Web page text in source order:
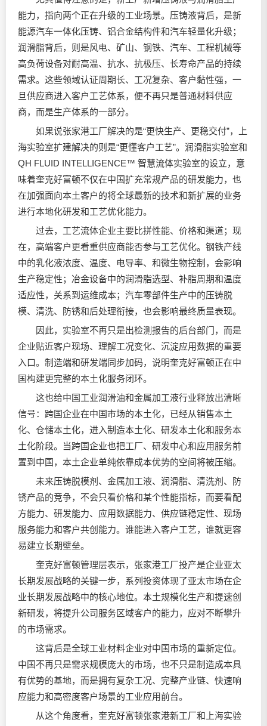
能力，指向两个正在升级的工业场景。压铸液背后，是新
能源汽车一体化压铸、铝合金结构件和汽车轻量化升级；
润滑脂背后，则是风电、矿山、钢铁、汽车、工程机械等
高负荷设备对耐高温、抗水、抗极压、长寿命产品的持续
需求。这些领域认证周期长、工况复杂、客户黏性强，一
旦供应商进入客户工艺体系，便不再只是普通材料供应
商，而是生产体系的一部分。
如果说张家港工厂解决的是“更快生产、更稳交付”，上
海实验室扩建解决的则是“更懂客户工艺”。润滑脂实验室和
QH FLUID INTELLIGENCE™ 智慧流体实验室的设立，意
味着奎克好富顿不仅在中国扩充常规产品的研发能力，也
在加强面向本土客户的将全球最新的技术和新扩展的业务
进行本地化研发和工艺优化能力。
过去，工艺流体企业主要比拼性能、价格和渠道；现
在，高端客户更看重供应商能否参与工艺优化。钢铁产线
中的乳化液浓度、温度、电导率、和微生物控制，会影响
生产稳定性；冶金设备中的润滑脂选型、补脂周期和温度
适应性，关系到运维成本；汽车零部件生产中的压铸脱
模、清洗、防锈和后处理衔接，也会影响最终质量表现。
因此，实验室不再只是出检测报告的后台部门，而是
企业贴近客户现场、理解工况变化、沉淀应用数据的重要
入口。制造端和研发端同步加码，说明奎克好富顿正在中
国构建更完整的本土化服务闭环。
这也给中国工业润滑油和金属加工液行业释放出清晰
信号：跨国企业在中国市场的本土化，已经从销售本土
化、仓储本土化，进入制造本土化、研发本土化和服务本
土化阶段。当跨国企业也把工厂、研发中心和应用服务前
置到中国，本土企业单纯依靠成本优势的空间将被压缩。
未来压铸脱模剂、金属加工液、润滑脂、清洗剂、防
锈产品的竞争，不会只看价格和某个性能指标，而要看配
方能力、研发能力、应用数据能力、供应链稳定性、现场
服务能力和客户共创能力。谁能进入客户工艺，谁就更容
易建立长期壁垒。
奎克好富顿管理层表示，张家港工厂投产是企业亚太
长期发展战略的关键一步，系列投资体现了亚太市场在企
业长期发展战略中的核心地位。本土规模化生产和提速创
新研发，将提升公司服务区域客户的能力，应对不断攀升
的市场需求。
这背后是全球工业材料企业对中国市场的重新定位。
中国不再只是需求规模庞大的市场，也不只是制造成本具
有优势的基地，而是拥有复杂工况、完整产业链、快速响
应能力和高密度客户场景的工业应用前台。
从这个角度看，奎克好富顿张家港新工厂和上海实验